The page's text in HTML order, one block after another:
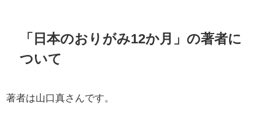
「日本のおりがみ12か月」の著者に
ついて
著者は山口真さんです。